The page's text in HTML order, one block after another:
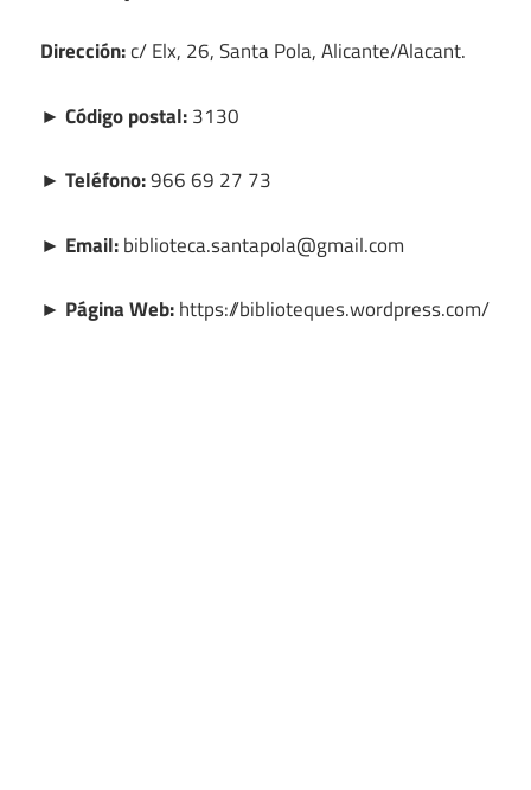
Dirección:c/ Elx, 26, Santa Pola, Alicante/Alacant.
► Código postal:3130
► Teléfono:966 69 27 73
► Email:biblioteca.santapola@gmail.com
► Página Web:https://biblioteques.wordpress.com/